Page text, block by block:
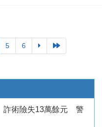
5 6
詐術險失13萬餘元 警